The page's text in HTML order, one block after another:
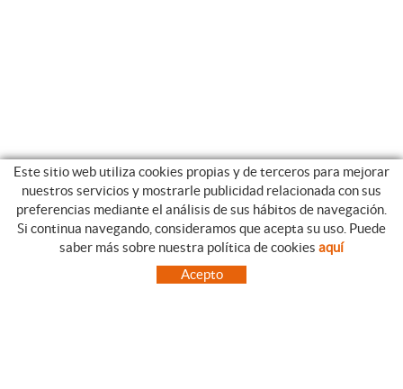
CATEGORIAS GUIA DE COMPRA
CONDICIONES DE COMPRA
PAGO
Este sitio web utiliza cookies propias y de terceros para mejorar
nuestros servicios y mostrarle publicidad relacionada con sus
preferencias mediante el análisis de sus hábitos de navegación.
Si continua navegando, consideramos que acepta su uso. Puede
saber más sobre nuestra política de cookies aquí
Acepto